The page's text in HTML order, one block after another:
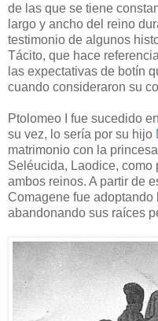
de las que se tiene
largo y ancho del reino
testimonio de algunos
Tácito, que hace
las expectativas de botín
cuando consideraron su
Ptolomeo I fue sucedido
su vez, lo sería por su hijo
matrimonio con la
Seléucida, Laodice, como
ambos reinos. A partir de
Comagene fue
abandonando sus raíces